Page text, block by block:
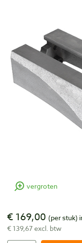
vergroten
€ 169,00 (per stuk)
€ 139,67 excl. btw